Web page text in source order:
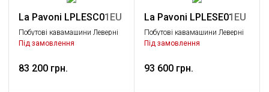
La Pavoni LPLESC01EU
Побутові кавамашини Леверні
кавамашини, La Pavoni
Під замовлення
83 200 грн.
La Pavoni LPLESE01EU
Побутові кавамашини Леверні
кавамашини, La Pavoni
Під замовлення
93 600 грн.